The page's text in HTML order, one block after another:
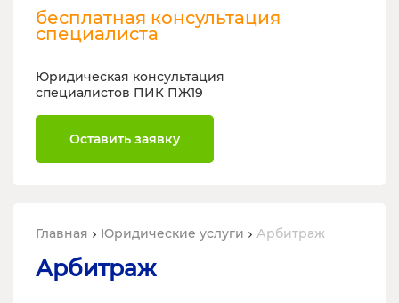
бесплатная консультация
специалиста
Юридическая консультация
специалистов ПИК ПЖ19
Оставить заявку
Главная Юридические услуги Арбитраж
Арбитраж